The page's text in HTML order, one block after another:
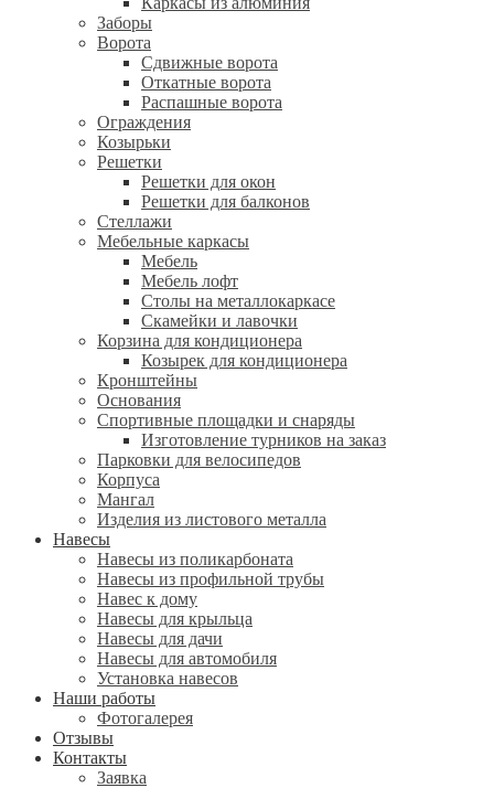
Заборы
Ворота
Сдвижные ворота
Откатные ворота
Распашные ворота
Ограждения
Козырьки
Решетки
Решетки для окон
Решетки для балконов
Стеллажи
Мебельные каркасы
Мебель
Мебель лофт
Столы на металлокаркасе
Скамейки и лавочки
Корзина для кондиционера
Козырек для кондиционера
Кронштейны
Основания
Спортивные площадки и снаряды
Изготовление турников на заказ
Парковки для велосипедов
Корпуса
Мангал
Изделия из листового металла
Навесы
Навесы из поликарбоната
Навесы из профильной трубы
Навес к дому
Навесы для крыльца
Навесы для дачи
Навесы для автомобиля
Установка навесов
Наши работы
Фотогалерея
Отзывы
Контакты
Заявка